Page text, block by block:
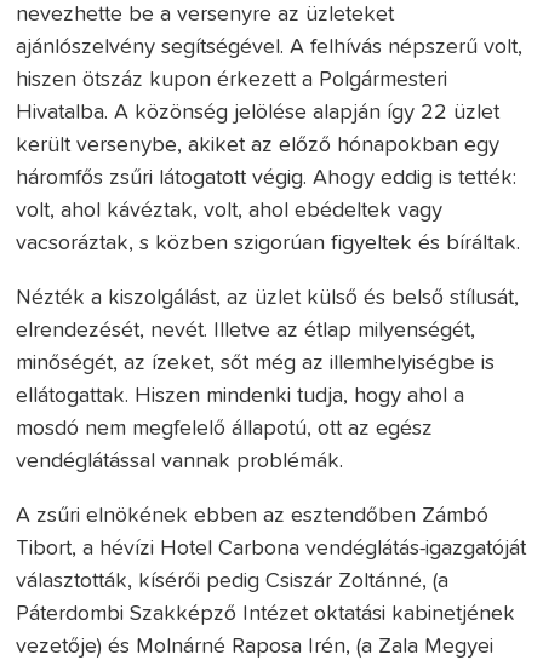
nevezhette be a versenyre az üzleteket
ajánlószelvény segítségével. A felhívás népszerű volt,
hiszen ötszáz kupon érkezett a Polgármesteri
Hivatalba. A közönség jelölése alapján így 22 üzlet
került versenybe, akiket az előző hónapokban egy
háromfős zsűri látogatott végig. Ahogy eddig is tették:
volt, ahol kávéztak, volt, ahol ebédeltek vagy
vacsoráztak, s közben szigorúan figyeltek és bíráltak.
Nézték a kiszolgálást, az üzlet külső és belső stílusát,
elrendezését, nevét. Illetve az étlap milyenségét,
minőségét, az ízeket, sőt még az illemhelyiségbe is
ellátogattak. Hiszen mindenki tudja, hogy ahol a
mosdó nem megfelelő állapotú, ott az egész
vendéglátással vannak problémák.
A zsűri elnökének ebben az esztendőben Zámbó
Tibort, a hévízi Hotel Carbona vendéglátás-igazgatóját
választották, kísérői pedig Csiszár Zoltánné, (a
Páterdombi Szakképző Intézet oktatási kabinetjének
vezetője) és Molnárné Raposa Irén, (a Zala Megyei